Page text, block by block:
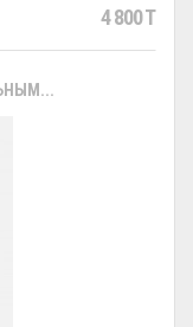
4 800 T